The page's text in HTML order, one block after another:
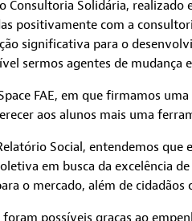
Consultoria Solidária, realizado
positivamente com a
significativa para o
sermos agentes de mudança
FAE, em que firmamos
aos alunos mais uma
Social, entendemos que
em busca da excelência
o mercado, além de
foram possíveis graças ao